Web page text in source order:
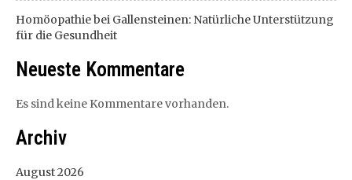
Homöopathie bei Gallensteinen: Natürliche Unterstützung
für die Gesundheit
Neueste Kommentare
Es sind keine Kommentare vorhanden.
Archiv
August 2026